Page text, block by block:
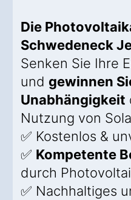
Die
Schwedeneck
Senken Sie Ihre
und gewinnen
Unabhängigkeit
Nutzung von
✅ Kostenlos &
✅ Kompetente
durch
✅ Nachhaltiges